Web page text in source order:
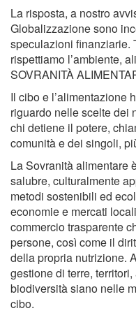
La risposta, a nostro
Globalizzazione sono
speculazioni finanziarie.
rispettiamo l’ambiente,
SOVRANITÀ
Il cibo e l’alimentazione
riguardo nelle scelte dei
chi detiene il potere,
comunità e dei singoli,
La Sovranità alimentare
salubre, culturalmente
metodi sostenibili ed
economie e mercati
commercio trasparente
persone, così come il
della propria nutrizione.
gestione di terre,
biodiversità siano nelle
cibo.